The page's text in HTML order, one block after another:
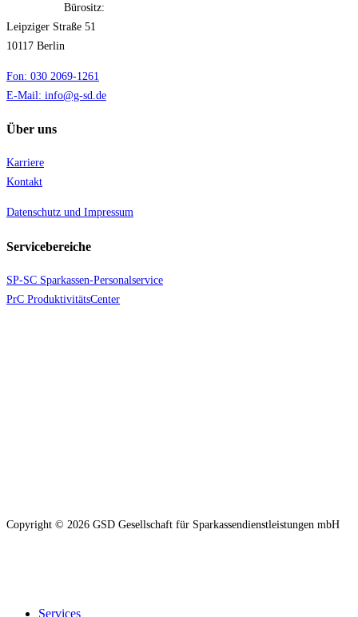
Bürositz:
Leipziger Straße 51
10117 Berlin
Fon: 030 2069-1261
E-Mail: info@g-sd.de
Über uns
Karriere
Kontakt
Datenschutz und Impressum
Servicebereiche
SP-SC Sparkassen-Personalservice
PrC ProduktivitätsCenter
Copyright © 2026 GSD Gesellschaft für Sparkassendienstleistungen mbH
Close Services